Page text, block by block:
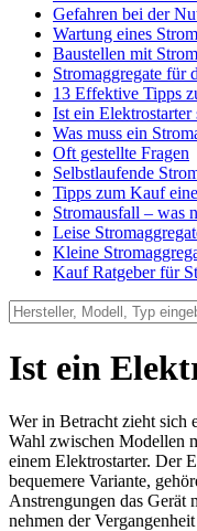
Gefahren bei der
Wartung eines
Baustellen mit
Stromaggregate für
13 Effektive Tipps
Ist ein
Was muss ein
Oft gestellte Fragen
Selbstlaufende
Tipps zum Kauf
Stromausfall – was
Leise
Kleine
Kauf Ratgeber für
Ist ein
Wer in Betracht zieht sich
Wahl zwischen Modellen
einem Elektrostarter. Der
bequemere Variante,
Anstrengungen das Gerät
nehmen der Vergangenheit